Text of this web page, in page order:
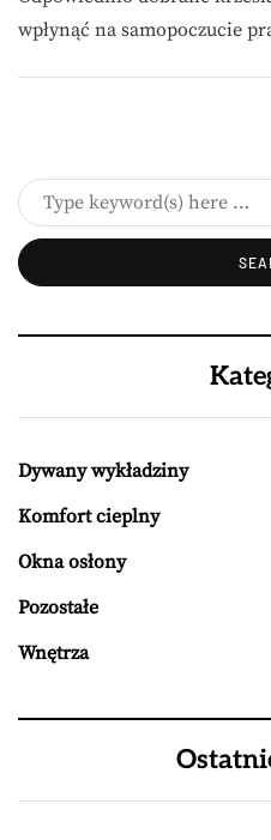
wpłynąć na samopoczucie
Dywany wykładziny
Komfort cieplny
Okna osłony
Pozostałe
Wnętrza